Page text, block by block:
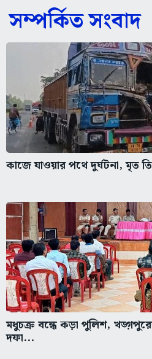
সম্পর্কিত সংবাদ
কাজে যাওয়ার পথে দুর্ঘটনা, মৃত
মধুচক্র বন্ধে কড়া পুলিশ,
দফা...